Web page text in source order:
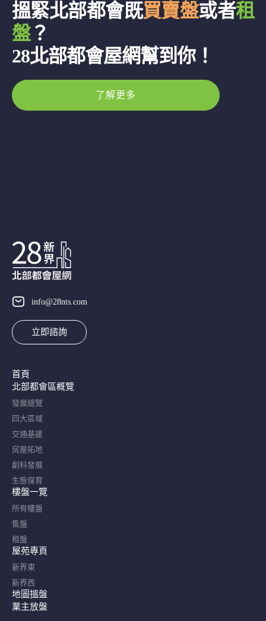
搵緊北部都會既買賣盤或者租
盤？
28北部都會屋網幫到你！
了解更多
info@28nts.com
立即諮詢
首頁
北部都會區概覽​
發展總覽
四大區域
交通基建
房屋拓地
創科發展
生態保育
樓盤一覽
所有樓盤
售盤
租盤
屋苑專頁
新界東
新界西
地圖搵盤
業主放盤